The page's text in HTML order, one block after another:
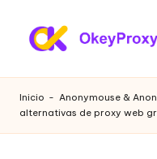
Saltar
P
r
o
proxies
Inicio - Anonymouse &
alternativas de proxy web